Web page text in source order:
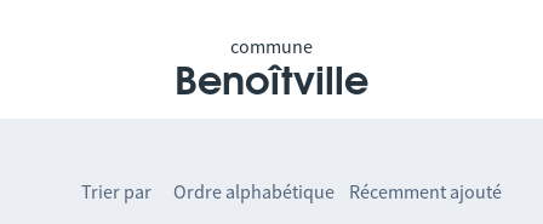
commune
Benoîtville
Trier par Ordre alphabétique Récemment ajouté